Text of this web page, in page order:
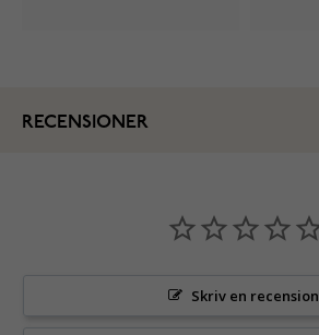
RECENSIONER
Skriv en recension